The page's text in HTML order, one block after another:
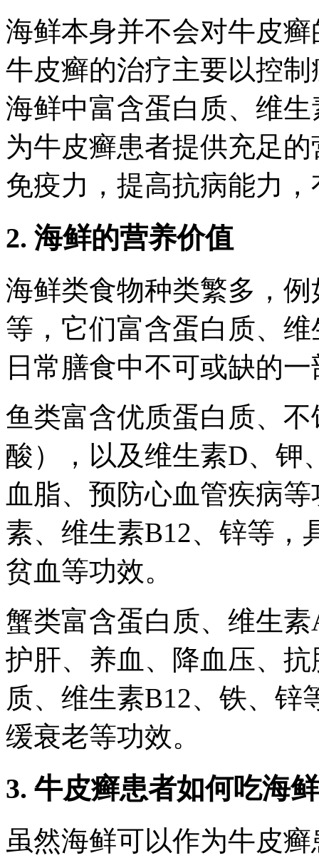
海鲜本身并不会对牛皮
牛皮癣的治疗主要以控
海鲜中富含蛋白质、维
为牛皮癣患者提供充足
免疫力，提高抗病能力
2. 海鲜的营养价值
海鲜类食物种类繁多，
等，它们富含蛋白质、
日常膳食中不可或缺的
鱼类富含优质蛋白质、
酸），以及维生素D、钾
血脂、预防心血管疾病
素、维生素B12、锌等，
贫血等功效。
蟹类富含蛋白质、维生
护肝、养血、降血压、
质、维生素B12、铁、锌
缓衰老等功效。
3. 牛皮癣患者如何吃海鲜
虽然海鲜可以作为牛皮